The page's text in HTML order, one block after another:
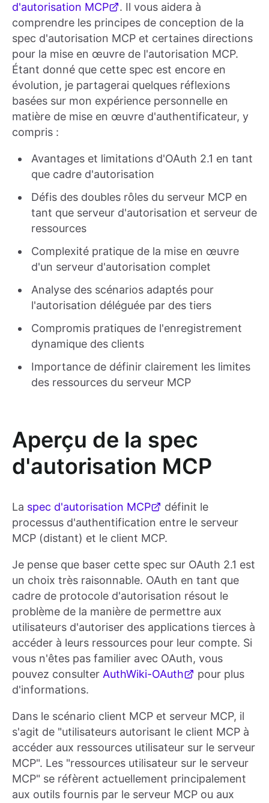
d'autorisation MCP
. Il vous aidera à
comprendre les principes de conception de la
spec d'autorisation MCP et certaines directions
pour la mise en œuvre de l'autorisation MCP.
Étant donné que cette spec est encore en
évolution, je partagerai quelques réflexions
basées sur mon expérience personnelle en
matière de mise en œuvre d'authentificateur, y
compris :
Avantages et limitations d'OAuth 2.1 en tant
que cadre d'autorisation
Défis des doubles rôles du serveur MCP en
tant que serveur d'autorisation et serveur de
ressources
Complexité pratique de la mise en œuvre
d'un serveur d'autorisation complet
Analyse des scénarios adaptés pour
l'autorisation déléguée par des tiers
Compromis pratiques de l'enregistrement
dynamique des clients
Importance de définir clairement les limites
des ressources du serveur MCP
Aperçu de la spec
d'autorisation MCP
La spec d'autorisation MCP
définit le
processus d'authentification entre le serveur
MCP (distant) et le client MCP.
Je pense que baser cette spec sur OAuth 2.1 est
un choix très raisonnable. OAuth en tant que
cadre de protocole d'autorisation résout le
problème de la manière de permettre aux
utilisateurs d'autoriser des applications tierces à
accéder à leurs ressources pour leur compte. Si
vous n'êtes pas familier avec OAuth, vous
pouvez consulter AuthWiki-OAuth
pour plus
d'informations.
Dans le scénario client MCP et serveur MCP, il
s'agit de "utilisateurs autorisant le client MCP à
accéder aux ressources utilisateur sur le serveur
MCP". Les "ressources utilisateur sur le serveur
MCP" se réfèrent actuellement principalement
aux outils fournis par le serveur MCP ou aux